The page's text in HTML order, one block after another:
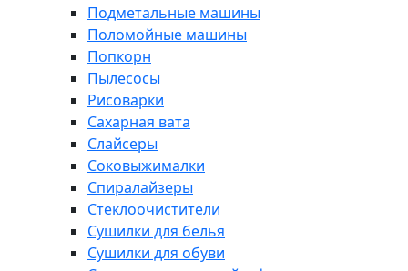
Подметальные машины
Поломойные машины
Попкорн
Пылесосы
Рисоварки
Сахарная вата
Слайсеры
Соковыжималки
Спиралайзеры
Стеклоочистители
Сушилки для белья
Сушилки для обуви